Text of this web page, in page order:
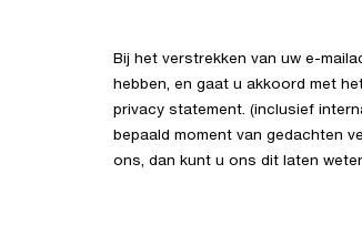
Bij het verstrekken van uw e-
hebben, en gaat u akkoord met
privacy statement. (inclusief
bepaald moment van gedachten
ons, dan kunt u ons dit laten